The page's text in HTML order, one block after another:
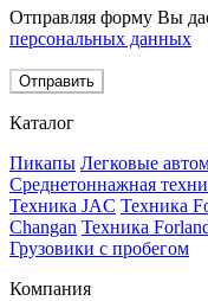
Отправляя форму Вы
персональных данных
Отправить
Каталог
Пикапы Легковые
Среднетоннажная
Техника JAC Техника
Changan Техника
Грузовики с пробегом
Компания